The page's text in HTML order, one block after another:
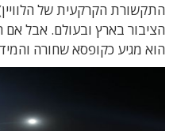
התקשורת הקרקעית של
הציבור בארץ ובעולם. אבל אם
הוא מגיע כקופסא שחורה